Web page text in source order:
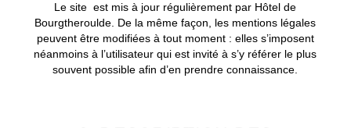
Le site est mis à jour régulièrement par Hôtel de
Bourgtheroulde. De la même façon, les mentions légales
peuvent être modifiées à tout moment : elles s’imposent
néanmoins à l’utilisateur qui est invité à s’y référer le plus
souvent possible afin d’en prendre connaissance.